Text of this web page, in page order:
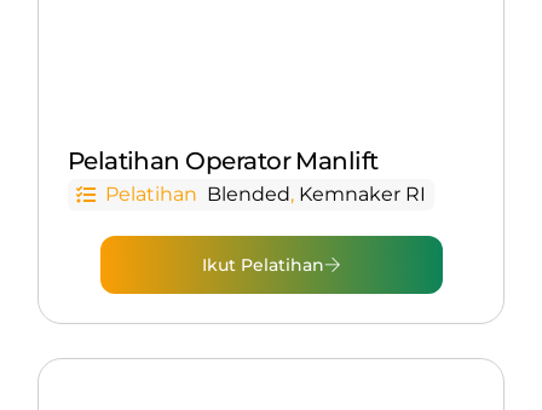
Pelatihan Operator Manlift
Pelatihan Blended, Kemnaker RI
Ikut Pelatihan